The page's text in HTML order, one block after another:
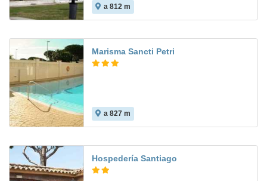
a 812 m
Marisma Sancti Petri
a 827 m
Hospedería Santiago